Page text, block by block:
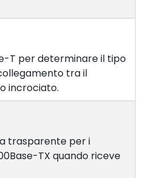
T per determinare il tipo
tra il
incrociato.
trasparente per i
TX quando riceve